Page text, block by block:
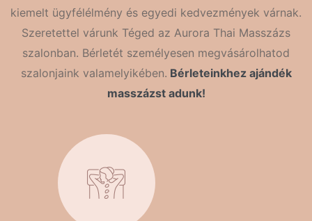
kiemelt ügyfélélmény és egyedi kedvezmények várnak.
Szeretettel várunk Téged az Aurora Thai Masszázs
szalonban. Bérletét személyesen megvásárolhatod
szalonjaink valamelyikében. Bérleteinkhez ajándék
masszázst adunk!